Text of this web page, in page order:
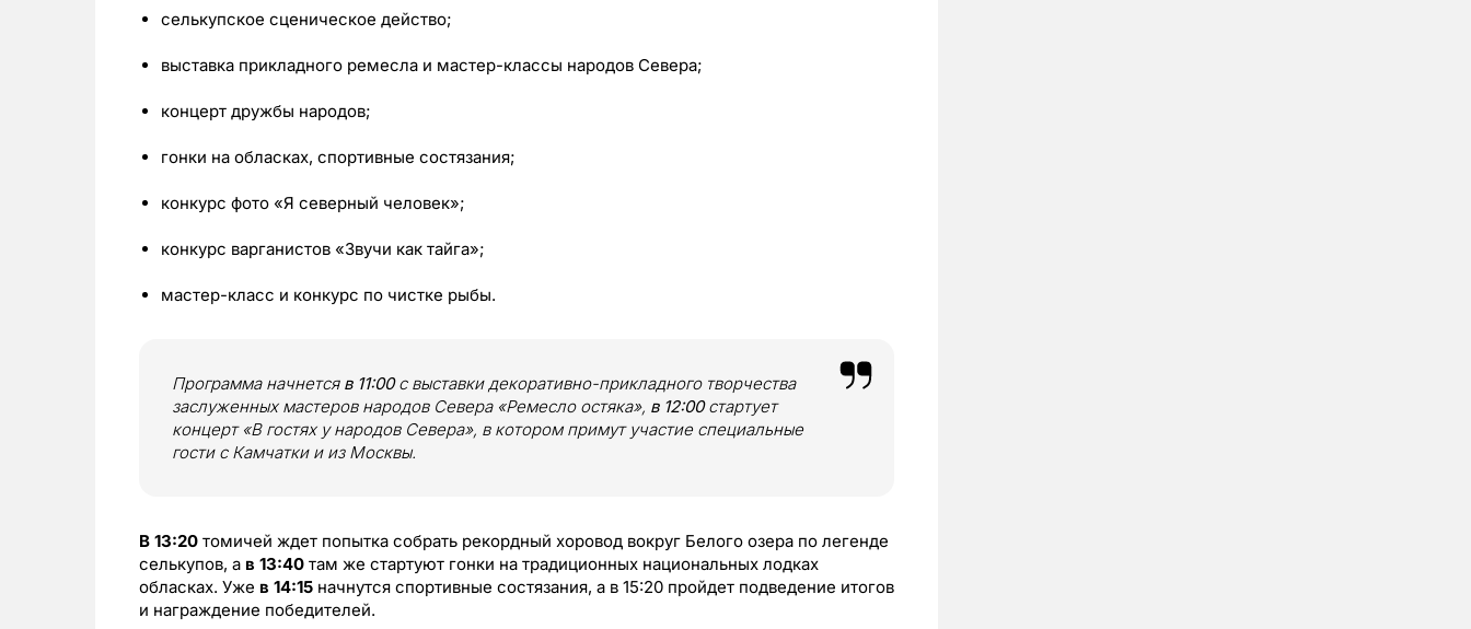
селькупское сценическое действо;
выставка прикладного ремесла и мастер-классы народов Севера;
концерт дружбы народов;
гонки на обласках, спортивные состязания;
конкурс фото «Я северный человек»;
конкурс варганистов «Звучи как тайга»;
мастер-класс и конкурс по чистке рыбы.
Программа начнется в 11:00с выставки декоративно-прикладного творчества
заслуженных мастеров народов Севера «Ремесло остяка», в 12:00стартует
концерт «В гостях у народов Севера», в котором примут участие специальные
гости с Камчатки и из Москвы.
В 13:20 томичей ждет попытка собрать рекордный хоровод вокруг Белого озера по легенде
селькупов, а в 13:40 там же стартуют гонки на традиционных национальных лодках
обласках. Уже в 14:15 начнутся спортивные состязания, а в 15:20 пройдет подведение итогов
и награждение победителей.